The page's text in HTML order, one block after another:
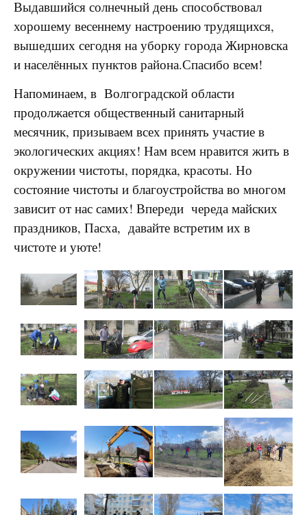
Выдавшийся солнечный день способствовал
хорошему весеннему настроению трудящихся,
вышедших сегодня на уборку города Жирновска
и населённых пунктов района.Спасибо всем!
Напоминаем, в Волгоградской области
продолжается общественный санитарный
месячник, призываем всех принять участие в
экологических акциях! Нам всем нравится жить в
окружении чистоты, порядка, красоты. Но
состояние чистоты и благоустройства во многом
зависит от нас самих! Впереди череда майских
праздников, Пасха, давайте встретим их в
чистоте и уюте!